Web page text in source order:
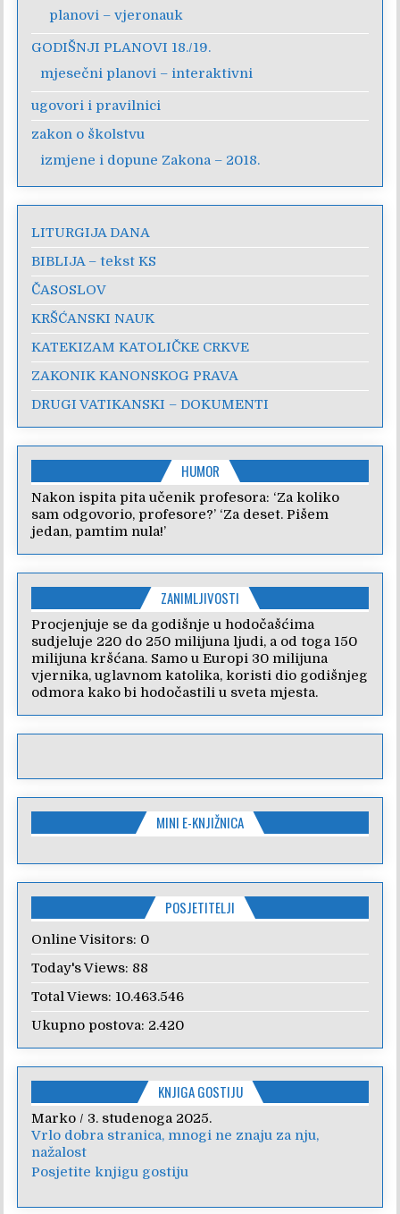
planovi – vjeronauk
GODIŠNJI PLANOVI 18./19.
mjesečni planovi – interaktivni
ugovori i pravilnici
zakon o školstvu
izmjene i dopune Zakona – 2018.
LITURGIJA DANA
BIBLIJA – tekst KS
ČASOSLOV
KRŠĆANSKI NAUK
KATEKIZAM KATOLIČKE CRKVE
ZAKONIK KANONSKOG PRAVA
DRUGI VATIKANSKI – DOKUMENTI
HUMOR
Nakon ispita pita učenik profesora: ‘Za koliko
sam odgovorio, profesore?’ ‘Za deset. Pišem
jedan, pamtim nula!’
ZANIMLJIVOSTI
Procjenjuje se da godišnje u hodočašćima
sudjeluje 220 do 250 milijuna ljudi, a od toga 150
milijuna kršćana. Samo u Europi 30 milijuna
vjernika, uglavnom katolika, koristi dio godišnjeg
odmora kako bi hodočastili u sveta mjesta.
MINI E-KNJIŽNICA
POSJETITELJI
Online Visitors: 0
Today's Views: 88
Total Views: 10.463.546
Ukupno postova: 2.420
KNJIGA GOSTIJU
Marko / 3. studenoga 2025.
Vrlo dobra stranica, mnogi ne znaju za nju,
nažalost
Anica/7. veljače 2024.
Poštovanje, draga kolegice! Hvala Vam na
nesebičnom radu i promoviranju...
Posjetite knjigu gostiju